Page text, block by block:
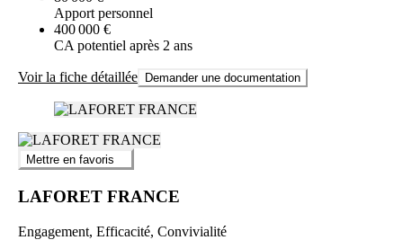
Apport personnel
400 000 €
CA potentiel après 2 ans
Voir la fiche détaillée Demander une documentation
Mettre en favoris
LAFORET FRANCE
Engagement, Efficacité, Convivialité